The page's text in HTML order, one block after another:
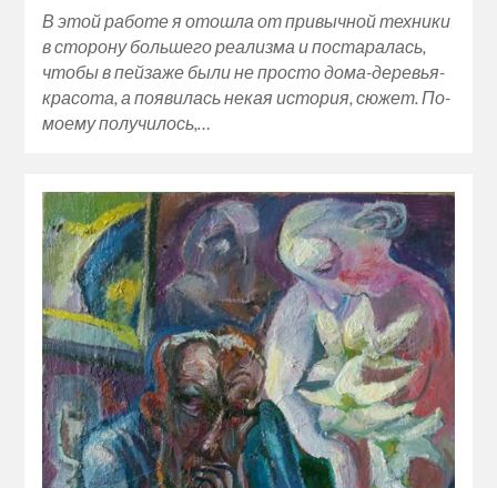
В этой работе я отошла от привычной техники
в сторону большего реализма и постаралась,
чтобы в пейзаже были не просто дома-деревья-
красота, а появилась некая история, сюжет. По-
моему получилось,…